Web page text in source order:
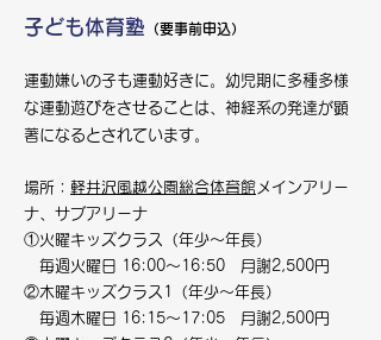
子ども体育塾 （要事前申込）
運動嫌いの子も運動好きに。幼児期に多種多様
な運動遊びをさせることは、神経系の発達が顕
著になるとされています。
場所： 軽井沢風越公園総合体育館 メインアリー
ナ、サブアリーナ
①火曜キッズクラス（年少～年長）
毎週火曜日 16:00～16:50 月謝2,500円
②木曜キッズクラス1（年少～年長）
毎週木曜日 16:15～17:05 月謝2,500円